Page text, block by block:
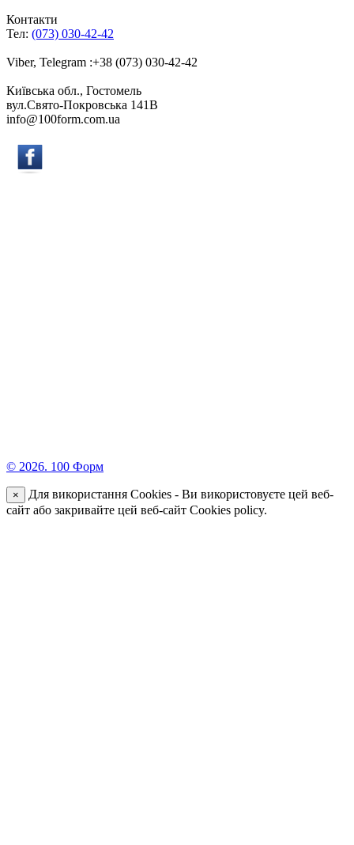
Контакти
Тел: (073) 030-42-42
Viber, Telegram :+38 (073) 030-42-42
Київська обл., Гостомель
вул.Свято-Покровська 141B
info@100form.com.ua
© 2026. 100 Форм
×
Для використання Cookies - Ви використовуєте цей веб-
сайт або закривайте цей веб-сайт Cookies policy.